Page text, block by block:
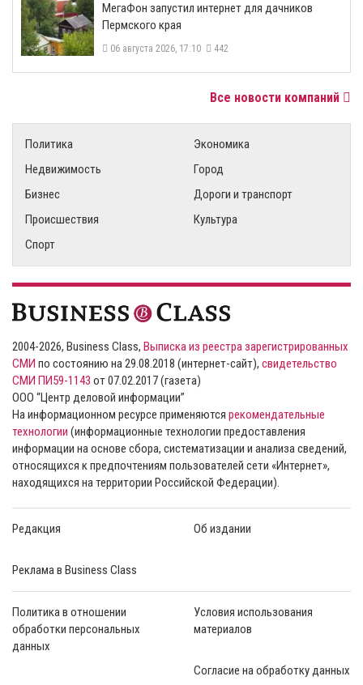
МегаФон запустил интернет для дачников
Пермского края
06 августа 2026, 17:10 442
Все новости компаний
Политика
Экономика
Недвижимость
Город
Бизнес
Дороги и транспорт
Происшествия
Культура
Спорт
2004-2026, Business Class, Выписка из реестра зарегистрированных
СМИ по состоянию на 29.08.2018 (интернет-сайт), свидетельство
СМИ ПИ59-1143 от 07.02.2017 (газета)
ООО “Центр деловой информации”
На информационном ресурсе применяются рекомендательные
технологии (информационные технологии предоставления
информации на основе сбора, систематизации и анализа сведений,
относящихся к предпочтениям пользователей сети «Интернет»,
находящихся на территории Российской Федерации).
Редакция Об издании
Реклама в Business Class
Политика в отношении
обработки персональных
данных
Условия использования
материалов
Согласие на обработку данных